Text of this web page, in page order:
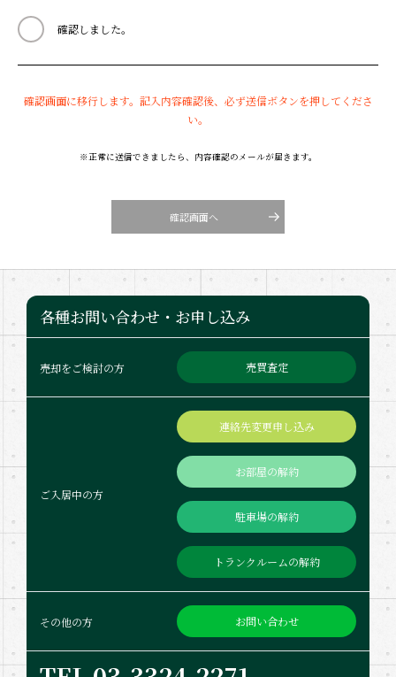
確認しました。
確認画面に移行します。記入内容確認後、必ず送信ボタンを押してくださ
い。
※正常に送信できましたら、内容確認のメールが届きます。
確認画面へ
各種お問い合わせ・お申し込み
売却をご検討の方 売買査定
ご入居中の方
連絡先変更申し込み
お部屋の解約
駐車場の解約
トランクルームの解約
その他の方 お問い合わせ